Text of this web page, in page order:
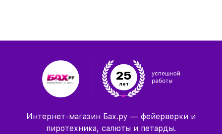
25
лет
Интернет-магазин Бах.ру — фейерверки и
пиротехника, салюты и петарды.